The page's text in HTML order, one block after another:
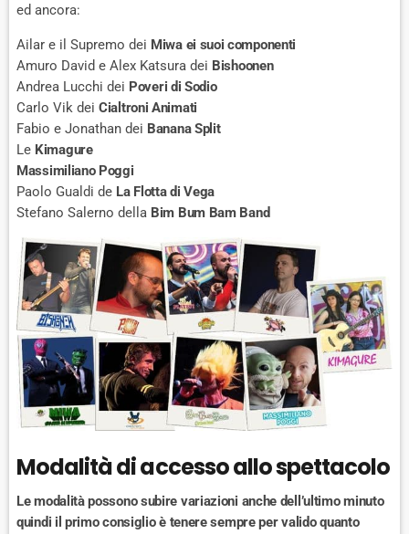
ed ancora:
Ailar e il Supremo dei Miwa ei suoi componenti
Amuro David e Alex Katsura dei Bishoonen
Andrea Lucchi dei Poveri di Sodio
Carlo Vik dei Cialtroni Animati
Fabio e Jonathan dei Banana Split
Le Kimagure
Massimiliano Poggi
Paolo Gualdi de La Flotta di Vega
Stefano Salerno della Bim Bum Bam Band
Modalità di accesso allo spettacolo
Le modalità possono subire variazioni anche dell’ultimo minuto
quindi il primo consiglio è tenere sempre per valido quanto